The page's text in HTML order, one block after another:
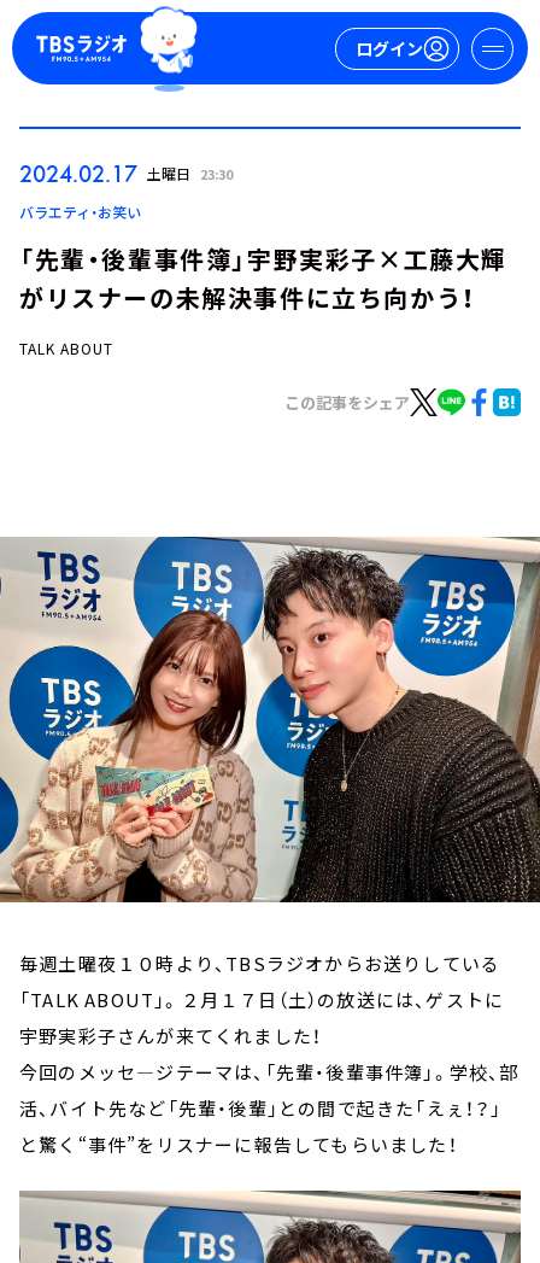
ログイン
ログイン
お知らせ
イベント・グッズ
YouTube
会社情報
2024.02.17 土曜日 23:30
バラエティ・お笑い
「先輩・後輩事件簿」宇野実彩子×工藤大輝
がリスナーの未解決事件に立ち向かう！
TALK ABOUT
この記事をシェア
毎週土曜夜１０時より、TBSラジオからお送りしている
「TALK ABOUT」。２月１７日（土）の放送には、ゲストに
宇野実彩子さんが来てくれました！
今回のメッセ―ジテーマは、「先輩・後輩事件簿」。学校、部
活、バイト先など「先輩・後輩」との間で起きた「えぇ！？」
と驚く“事件”をリスナーに報告してもらいました！